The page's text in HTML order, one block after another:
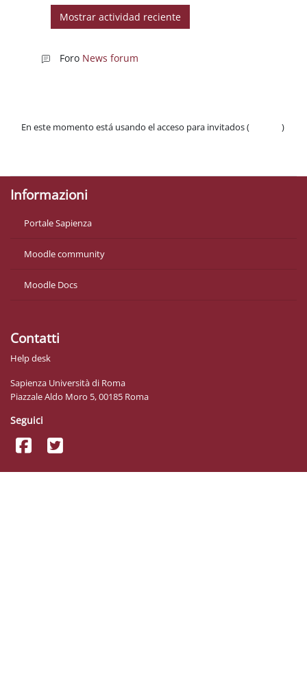
Foro News forum
En este momento está usando el acceso para invitados (
)
Informazioni
Portale Sapienza
Moodle community
Moodle Docs
Contatti
Help desk
Sapienza Università di Roma
Piazzale Aldo Moro 5, 00185 Roma
Seguici